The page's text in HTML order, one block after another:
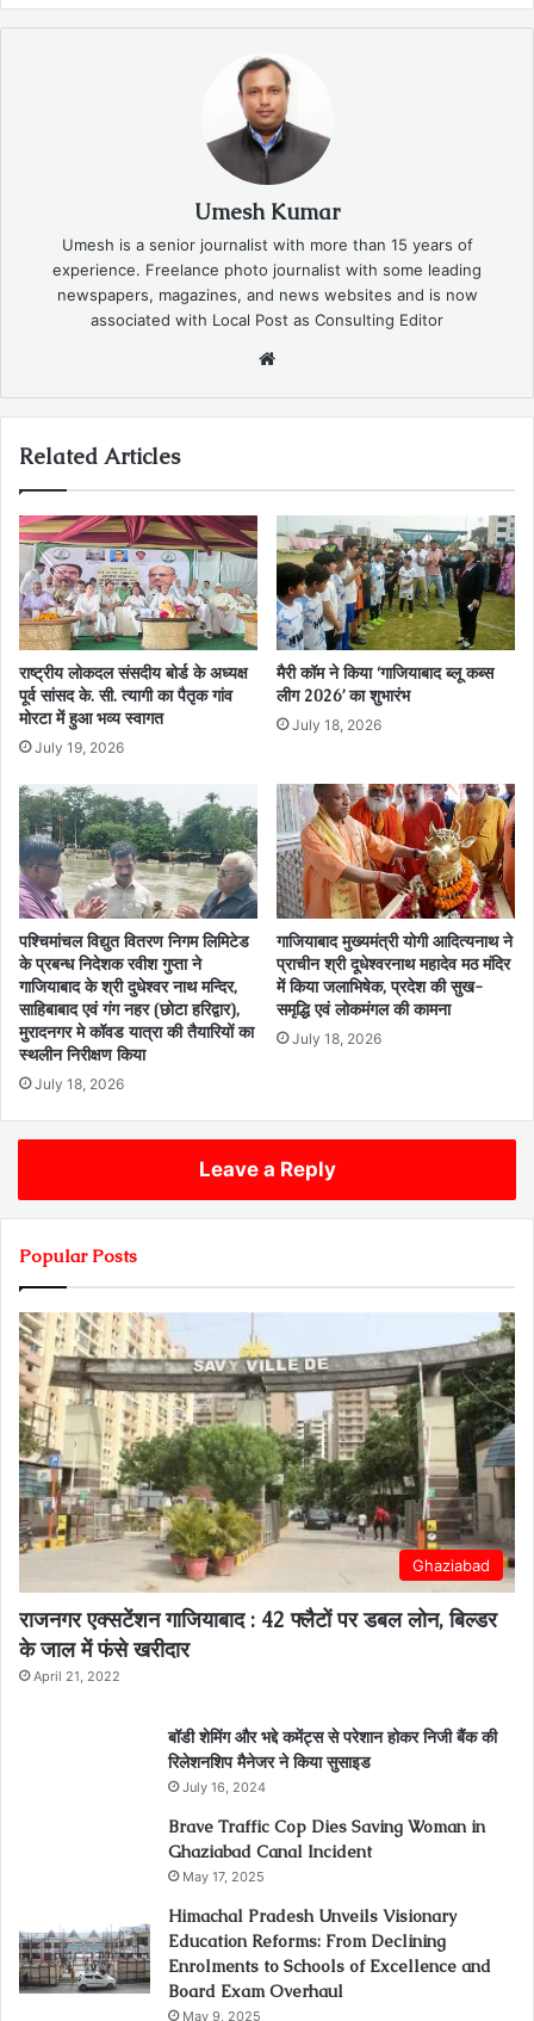
Umesh Kumar
Umesh is a senior journalist with more than 15 years of
experience. Freelance photo journalist with some leading
newspapers, magazines, and news websites and is now
associated with Local Post as Consulting Editor
Related Articles
राष्ट्रीय लोकदल संसदीय बोर्ड के अध्यक्ष
पूर्व सांसद के. सी. त्यागी का पैतृक गांव
मोरटा में हुआ भव्य स्वागत
July 19, 2026
मैरी कॉम ने किया ‘गाजियाबाद ब्लू कब्स
लीग 2026’ का शुभारंभ
July 18, 2026
पश्चिमांचल विद्युत वितरण निगम लिमिटेड
के प्रबन्ध निदेशक रवीश गुप्ता ने
गाजियाबाद के श्री दुधेश्वर नाथ मन्दिर,
साहिबाबाद एवं गंग नहर (छोटा हरिद्वार),
मुरादनगर मे कॉवड यात्रा की तैयारियों का
स्थलीन निरीक्षण किया
July 18, 2026
गाजियाबाद मुख्यमंत्री योगी आदित्यनाथ ने
प्राचीन श्री दूधेश्वरनाथ महादेव मठ मंदिर
में किया जलाभिषेक, प्रदेश की सुख-
समृद्धि एवं लोकमंगल की कामना
July 18, 2026
Leave a Reply
Popular Posts
Ghaziabad
राजनगर एक्सटेंशन गाजियाबाद : 42 फ्लैटों पर डबल लोन, बिल्डर
के जाल में फंसे खरीदार
April 21, 2022
बॉडी शेमिंग और भद्दे कमेंट्स से परेशान होकर निजी बैंक की
रिलेशनशिप मैनेजर ने किया सुसाइड
July 16, 2024
Brave Traffic Cop Dies Saving Woman in
Ghaziabad Canal Incident
May 17, 2025
Himachal Pradesh Unveils Visionary
Education Reforms: From Declining
Enrolments to Schools of Excellence and
Board Exam Overhaul
May 9, 2025